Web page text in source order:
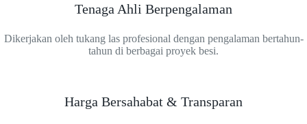
Tenaga Ahli Berpengalaman
Dikerjakan oleh tukang las profesional dengan pengalaman bertahun-
tahun di berbagai proyek besi.
Harga Bersahabat & Transparan